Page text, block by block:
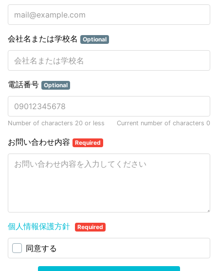
会社名または学校名 Optional
電話番号 Optional
Number of characters 20 or less Current number of characters 0
お問い合わせ内容 Required
個人情報保護方針 Required
同意する